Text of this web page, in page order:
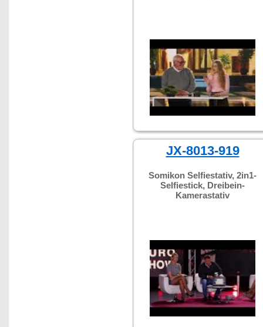
JX-8013-919
Somikon Selfiestativ, 2in1-
Selfiestick, Dreibein-
Kamerastativ